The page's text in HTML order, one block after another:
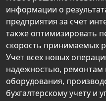
информации о
предприятия за счет
также оптимизировать
скорость принимаемых
Учет всех новых
надежностью,
оборудования,
бухгалтерскому учету и